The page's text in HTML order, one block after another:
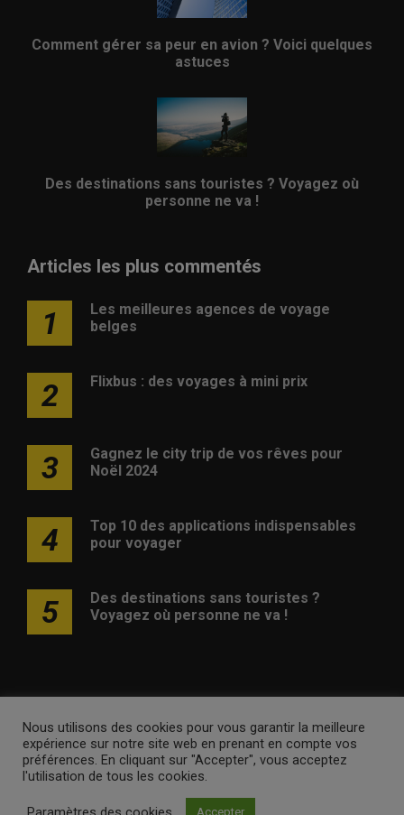
Comment gérer sa peur en avion ? Voici quelques
astuces
Des destinations sans touristes ? Voyagez où
personne ne va !
Articles les plus commentés
1
Les meilleures agences de voyage
belges
2 Flixbus : des voyages à mini prix
3
Gagnez le city trip de vos rêves pour
Noël 2024
4
Top 10 des applications indispensables
pour voyager
5
Des destinations sans touristes ?
Voyagez où personne ne va !
Publicité Contact Avertissement Newsletter
Politique
de confidentialité
Nous utilisons des cookies pour vous garantir la meilleure
expérience sur notre site web en prenant en compte vos
préférences. En cliquant sur "Accepter", vous acceptez
l'utilisation de tous les cookies.
Accepter